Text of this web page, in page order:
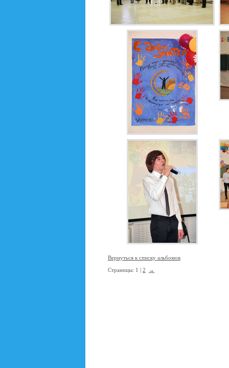
Вернуться к списку альбомов
Страницы: 1 | 2 →